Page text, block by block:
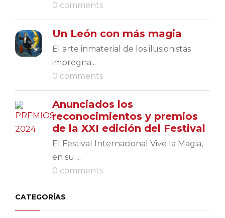
0 comments
Un León con más magia
El arte inmaterial de los ilusionistas
impregna...
0 comments
Anunciados los
reconocimientos y premios
de la XXI edición del Festival
El Festival Internacional Vive la Magia,
en su ...
0 comments
CATEGORÍAS